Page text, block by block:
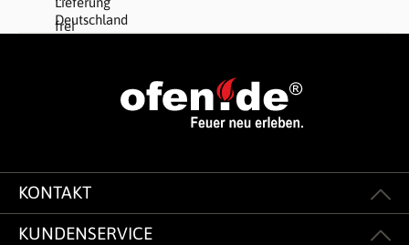
KONTAKT
KUNDENSERVICE